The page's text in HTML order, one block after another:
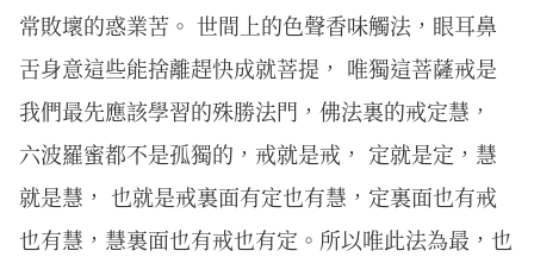
常敗壞的惑業苦。 世間上的色聲香味觸法，眼耳鼻
舌身意這些能捨離趕快成就菩提， 唯獨這菩薩戒是
我們最先應該學習的殊勝法門，佛法裏的戒定慧，
六波羅蜜都不是孤獨的，戒就是戒， 定就是定，慧
就是慧， 也就是戒裏面有定也有慧，定裏面也有戒
也有慧，慧裏面也有戒也有定。所以唯此法為最，也